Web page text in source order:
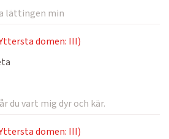
lättingen min
domen: III)
du vart mig dyr och kär.
domen: III)